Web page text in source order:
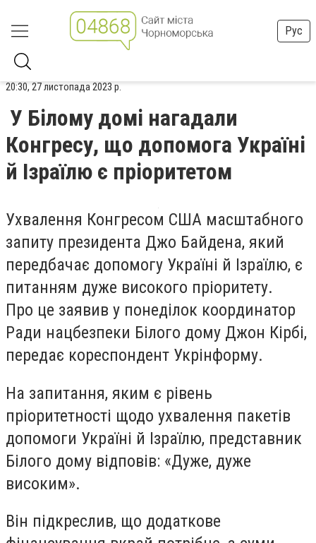
Рус
20:30, 27 листопада 2023 р.
У Білому домі нагадали
Конгресу, що допомога Україні
й Ізраїлю є пріоритетом
Ухвалення Конгресом США масштабного
запиту президента Джо Байдена, який
передбачає допомогу Україні й Ізраїлю, є
питанням дуже високого пріоритету.
Про це заявив у понеділок координатор
Ради нацбезпеки Білого дому Джон Кірбі,
передає кореспондент Укрінформу.
На запитання, яким є рівень
пріоритетності щодо ухвалення пакетів
допомоги Україні й Ізраїлю, представник
Білого дому відповів: «Дуже, дуже
високим».
Він підкреслив, що додаткове